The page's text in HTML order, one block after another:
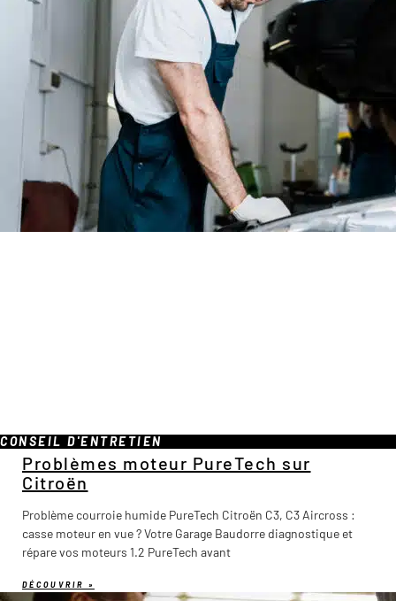
CONSEIL D'ENTRETIEN
Problèmes moteur PureTech sur
Citroën
Problème courroie humide PureTech Citroën C3, C3 Aircross :
casse moteur en vue ? Votre Garage Baudorre diagnostique et
répare vos moteurs 1.2 PureTech avant
DÉCOUVRIR »